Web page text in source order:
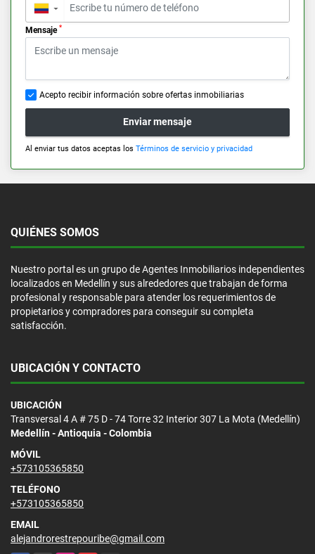
▼
Mensaje *
Acepto recibir información sobre ofertas inmobiliarias
Enviar mensaje
Al enviar tus datos aceptas los Términos de servicio y privacidad
QUIÉNES SOMOS
Nuestro portal es un grupo de Agentes Inmobiliarios independientes
localizados en Medellín y sus alrededores que trabajan de forma
profesional y responsable para atender los requerimientos de
propietarios y compradores para conseguir su completa
satisfacción.
UBICACIÓN Y CONTACTO
UBICACIÓN
Transversal 4 A # 75 D - 74 Torre 32 Interior 307 La Mota (Medellín)
Medellín - Antioquia - Colombia
MÓVIL
+573105365850
TELÉFONO
+573105365850
EMAIL
alejandrorestrepouribe@gmail.com